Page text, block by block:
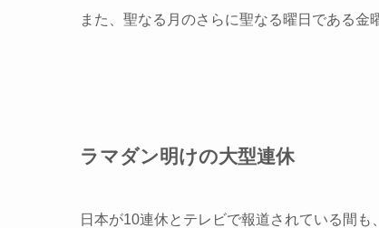
また、聖なる月のさらに聖なる曜日である金
ラマダン明けの大型連休
日本が10連休とテレビで報道されている間